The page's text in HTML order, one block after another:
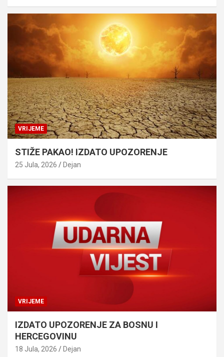
VRIJEME
STIŽE PAKAO! IZDATO UPOZORENJE
25 Jula, 2026 Dejan
VRIJEME
IZDATO UPOZORENJE ZA BOSNU I
HERCEGOVINU
18 Jula, 2026 Dejan